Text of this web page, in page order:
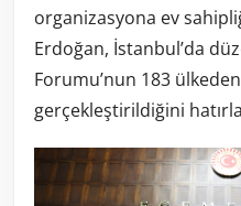
organizasyona ev
Erdoğan, İstanbul’da
Forumu’nun 183
gerçekleştirildiğini